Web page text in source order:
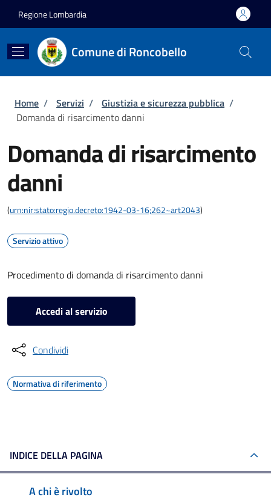
Regione Lombardia
Comune di Roncobello
Briciole di pane
Home / Servizi / Giustizia e sicurezza pubblica /
Domanda di risarcimento danni
Domanda di risarcimento
danni
(urn:nir:stato:regio.decreto:1942-03-16;262~art2043)
Servizio attivo
Procedimento di domanda di risarcimento danni
Accedi al servizio
Condividi
Normativa di riferimento
INDICE DELLA PAGINA
A chi è rivolto